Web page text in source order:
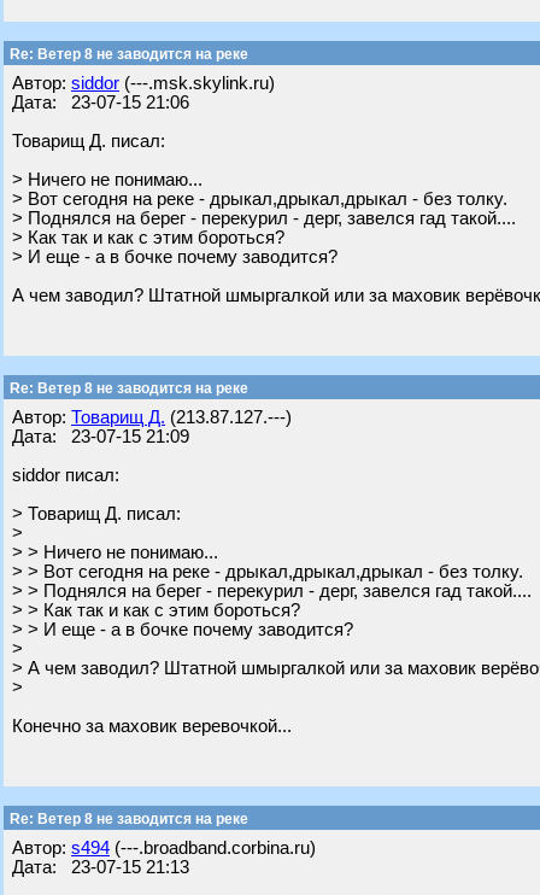
Re: Ветер 8 не заводится на реке
Автор: siddor (---.msk.skylink.ru)
Дата: 23-07-15 21:06
Товарищ Д. писал:
> Ничего не понимаю...
> Вот сегодня на реке - дрыкал,дрыкал,дрыкал - без толку.
> Поднялся на берег - перекурил - дерг, завелся гад такой....
> Как так и как с этим бороться?
> И еще - а в бочке почему заводится?
А чем заводил? Штатной шмыргалкой или за маховик
Re: Ветер 8 не заводится на реке
Автор: Товарищ Д. (213.87.127.---)
Дата: 23-07-15 21:09
siddor писал:
> Товарищ Д. писал:
>
> > Ничего не понимаю...
> > Вот сегодня на реке - дрыкал,дрыкал,дрыкал - без толку.
> > Поднялся на берег - перекурил - дерг, завелся гад такой....
> > Как так и как с этим бороться?
> > И еще - а в бочке почему заводится?
>
> А чем заводил? Штатной шмыргалкой или за маховик
>
Конечно за маховик веревочкой...
Re: Ветер 8 не заводится на реке
Автор: s494 (---.broadband.corbina.ru)
Дата: 23-07-15 21:13